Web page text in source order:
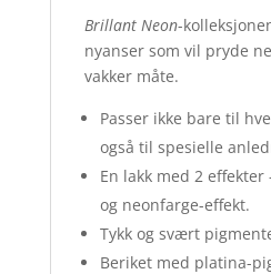
Brillant Neon-
nyanser som vil pryde
vakker måte.
Passer ikke bare til
også til spesielle
En lakk med 2
og neonfarge-effekt.
Tykk og svært
Beriket med platina-